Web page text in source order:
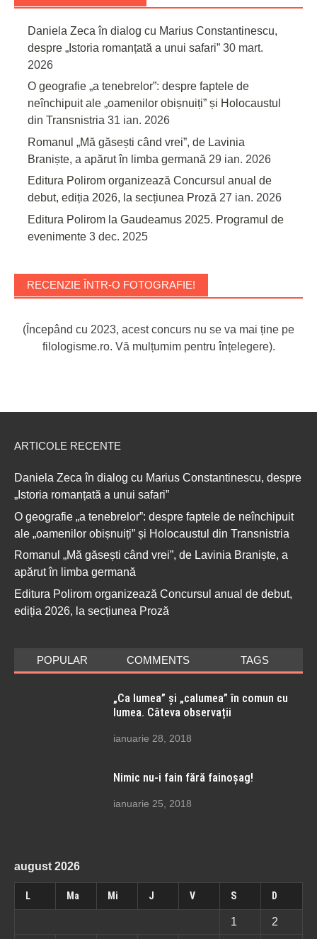
Daniela Zeca în dialog cu Marius Constantinescu,
despre „Istoria romanțată a unui safari” 30 mart.
2026
O geografie „a tenebrelor”: despre faptele de
neînchipuit ale „oamenilor obișnuiți” și Holocaustul
din Transnistria 31 ian. 2026
Romanul „Mă găsești când vrei”, de Lavinia
Braniște, a apărut în limba germană 29 ian. 2026
Editura Polirom organizează Concursul anual de
debut, ediția 2026, la secțiunea Proză 27 ian. 2026
Editura Polirom la Gaudeamus 2025. Programul de
evenimente 3 dec. 2025
RECENZIE ÎNTR-O FOTOGRAFIE!
(Începând cu 2023, acest concurs nu se va mai ține pe
filologisme.ro. Vă mulțumim pentru înțelegere).
ARTICOLE RECENTE
Daniela Zeca în dialog cu Marius Constantinescu, despre
„Istoria romanțată a unui safari”
O geografie „a tenebrelor”: despre faptele de neînchipuit
ale „oamenilor obișnuiți” și Holocaustul din Transnistria
Romanul „Mă găsești când vrei”, de Lavinia Braniște, a
apărut în limba germană
Editura Polirom organizează Concursul anual de debut,
ediția 2026, la secțiunea Proză
POPULAR COMMENTS TAGS
„Ca lumea” și „calumea” în comun cu
lumea. Câteva observații
ianuarie 28, 2018
Nimic nu-i fain fără fainoșag!
ianuarie 25, 2018
august 2026
L Ma Mi J V S D
1 2